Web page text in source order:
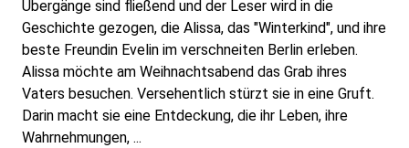
Übergänge sind fließend und der Leser wird in die
Geschichte gezogen, die Alissa, das "Winterkind", und ihre
beste Freundin Evelin im verschneiten Berlin erleben.
Alissa möchte am Weihnachtsabend das Grab ihres
Vaters besuchen. Versehentlich stürzt sie in eine Gruft.
Darin macht sie eine Entdeckung, die ihr Leben, ihre
Wahrnehmungen, ...